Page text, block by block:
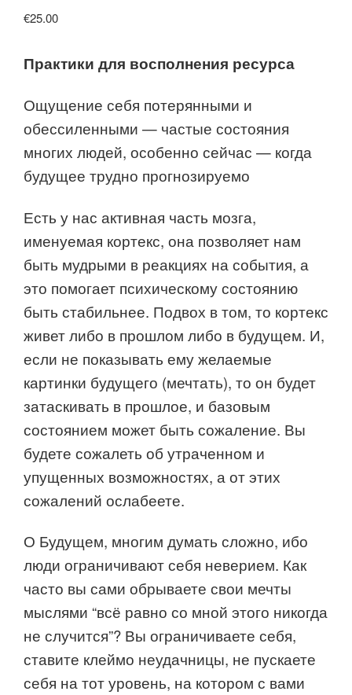
€25.00
Практики для восполнения ресурса
Ощущение себя потерянными и
обессиленными — частые состояния
многих людей, особенно сейчас — когда
будущее трудно прогнозируемо
Есть у нас активная часть мозга,
именуемая кортекс, она позволяет нам
быть мудрыми в реакциях на события, а
это помогает психическому состоянию
быть стабильнее. Подвох в том, то кортекс
живет либо в прошлом либо в будущем. И,
если не показывать ему желаемые
картинки будущего (мечтать), то он будет
затаскивать в прошлое, и базовым
состоянием может быть сожаление. Вы
будете сожалеть об утраченном и
упущенных возможностях, а от этих
сожалений ослабеете.
О Будущем, многим думать сложно, ибо
люди ограничивают себя неверием. Как
часто вы сами обрываете свои мечты
мыслями “всё равно со мной этого никогда
не случится”? Вы ограничиваете себя,
ставите клеймо неудачницы, не пускаете
себя на тот уровень, на котором с вами